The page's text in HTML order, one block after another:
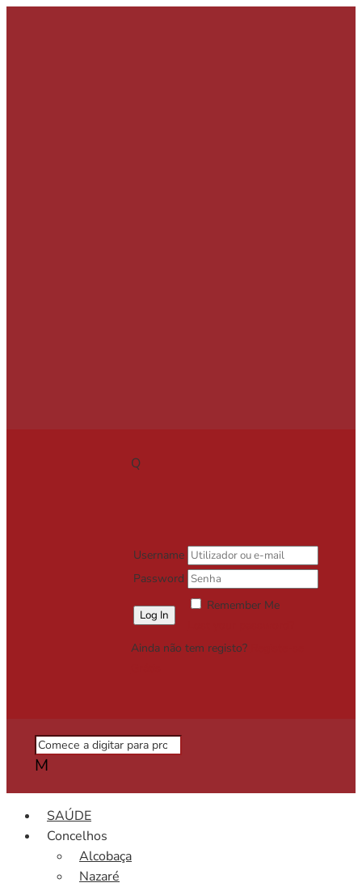
Q
Username
Password
Remember Me
Ainda não tem registo?
M
SAÚDE
Concelhos
Alcobaça
Nazaré